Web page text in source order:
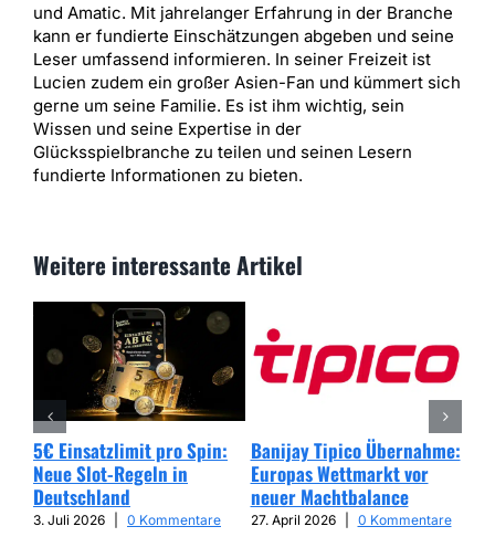
und Amatic. Mit jahrelanger Erfahrung in der Branche
kann er fundierte Einschätzungen abgeben und seine
Leser umfassend informieren. In seiner Freizeit ist
Lucien zudem ein großer Asien-Fan und kümmert sich
gerne um seine Familie. Es ist ihm wichtig, sein
Wissen und seine Expertise in der
Glücksspielbranche zu teilen und seinen Lesern
fundierte Informationen zu bieten.
Weitere interessante Artikel
5€ Einsatzlimit pro Spin:
Neue Slot-Regeln in
Deutschland
3. Juli 2026 0 Kommentare
Banijay Tipico Übernahme:
Europas Wettmarkt vor
neuer Machtbalance
27. April 2026 0 Kommentare